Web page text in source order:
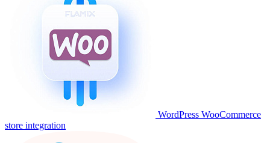
WordPress WooCommerce
store integration